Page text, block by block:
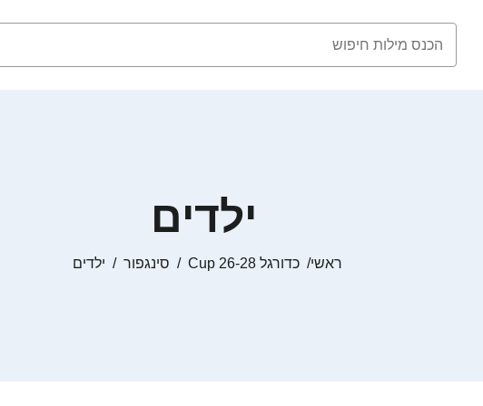
ילדים
ראשי כדורגל Cup 26-28 סינגפור ילדים